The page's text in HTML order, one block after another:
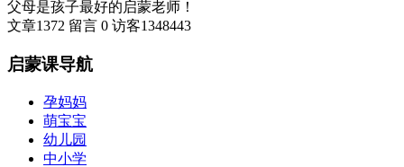
父母是孩子最好的启蒙老师！
文章1372 留言 0 访客1348443
启蒙课导航
孕妈妈
萌宝宝
幼儿园
中小学